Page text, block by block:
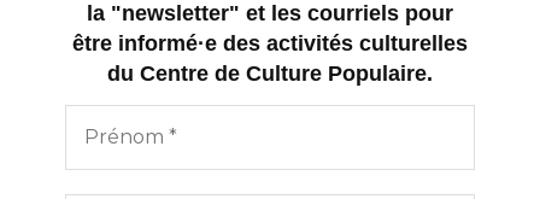
la "newsletter" et les courriels pour
être informé·e des activités culturelles
du Centre de Culture Populaire.